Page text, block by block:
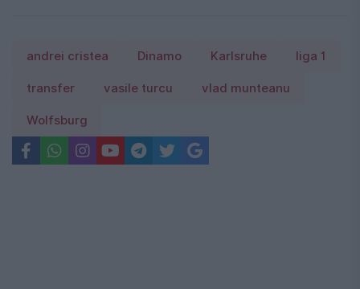
andrei cristea Dinamo Karlsruhe liga 1
transfer vasile turcu vlad munteanu
Wolfsburg